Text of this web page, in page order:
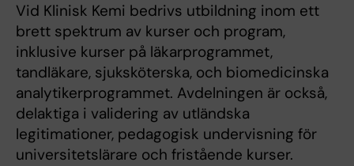
Vid Klinisk Kemi bedrivs utbildning inom ett
brett spektrum av kurser och program,
inklusive kurser på läkarprogrammet,
tandläkare, sjuksköterska, och biomedicinska
analytikerprogrammet. Avdelningen är också,
delaktiga i validering av utländska
legitimationer, pedagogisk undervisning för
universitetslärare och fristående kurser.